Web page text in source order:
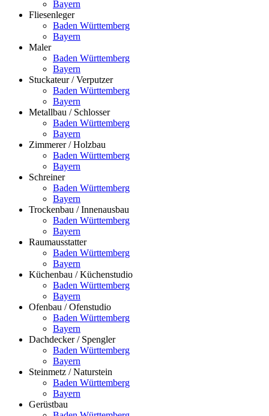
Bayern
Fliesenleger
Baden Württemberg
Bayern
Maler
Baden Württemberg
Bayern
Stuckateur / Verputzer
Baden Württemberg
Bayern
Metallbau / Schlosser
Baden Württemberg
Bayern
Zimmerer / Holzbau
Baden Württemberg
Bayern
Schreiner
Baden Württemberg
Bayern
Trockenbau / Innenausbau
Baden Württemberg
Bayern
Raumausstatter
Baden Württemberg
Bayern
Küchenbau / Küchenstudio
Baden Württemberg
Bayern
Ofenbau / Ofenstudio
Baden Württemberg
Bayern
Dachdecker / Spengler
Baden Württemberg
Bayern
Steinmetz / Naturstein
Baden Württemberg
Bayern
Gerüstbau